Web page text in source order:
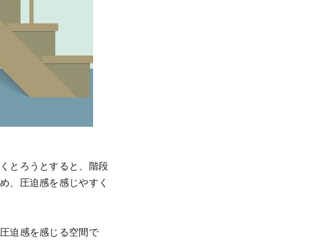
とろうとすると、階段
、圧迫感を感じやすく
迫感を感じる空間で